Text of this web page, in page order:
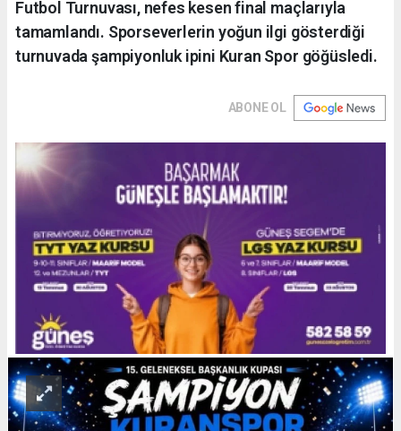
Futbol Turnuvası, nefes kesen final maçlarıyla
tamamlandı. Sporseverlerin yoğun ilgi gösterdiği
turnuvada şampiyonluk ipini Kuran Spor göğüsledi.
ABONE OL